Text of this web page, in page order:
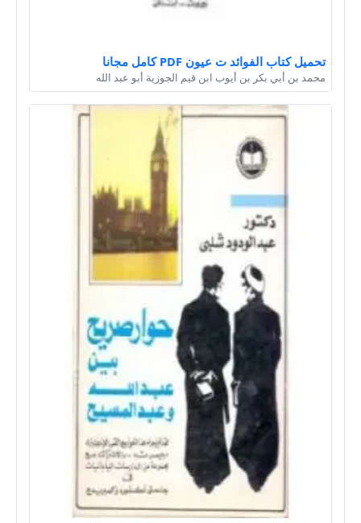
تحميل كتاب الفوائد ت عيون PDF كامل مجانا
محمد بن أبي بكر بن أيوب ابن قيم الجوزية أبو عبد الله